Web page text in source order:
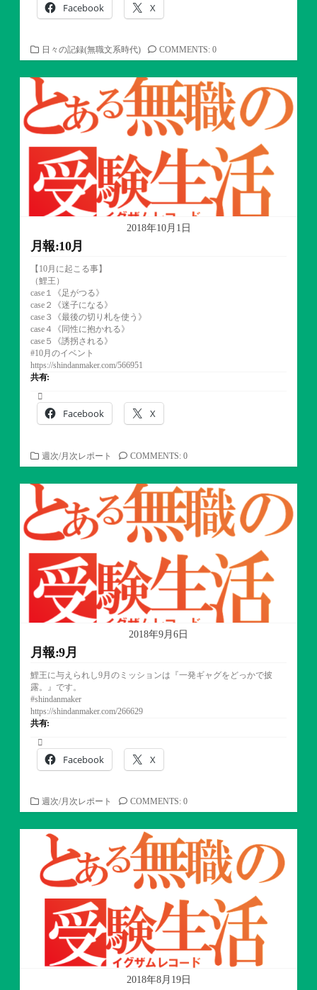
Facebook X
カ
テ
ゴ
ー
日々の記録(無職文系時代) COMMENTS: 0
2018年10月1日
月報:10月
【10月に起こる事】
（鯉王）
case１《足がつる》
case２《迷子になる》
case３《最後の切り札を使う》
case４《同性に抱かれる》
case５《誘拐される》
#10月のイベント
https://shindanmaker.com/566951
共有:
Facebook X
カ
テ
ゴ
ー
週次/月次レポート COMMENTS: 0
2018年9月6日
月報:9月
鯉王に与えられし9月のミッションは『一発ギャグをどっかで披
露。』です。
#shindanmaker
https://shindanmaker.com/266629
共有:
Facebook X
カ
テ
ゴ
週次/月次レポート COMMENTS: 0
2018年8月19日